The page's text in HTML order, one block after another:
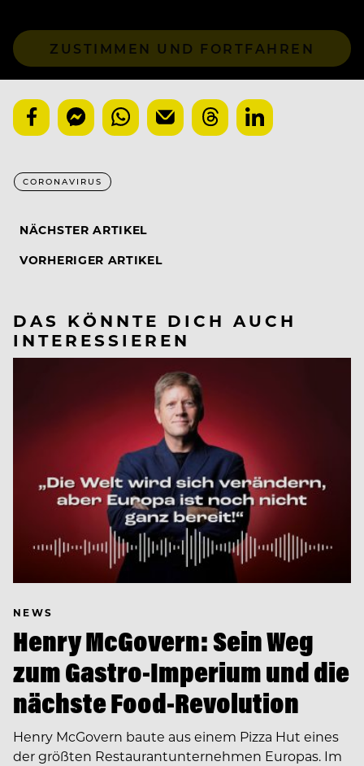
ZUSTIMMEN UND FORTFAHREN
CORONAVIRUS
NÄCHSTER ARTIKEL
VORHERIGER ARTIKEL
DAS KÖNNTE DICH AUCH
INTERESSIEREN
NEWS
Henry McGovern: Sein Weg
zum Gastro-Imperium und die
nächste Food-Revolution
Henry McGovern baute aus einem Pizza Hut eines
der größten Restaurantunternehmen Europas. Im